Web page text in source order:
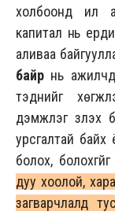
холбоонд илүү
капитал нь
аливаа
байрнь
тэднийг
дэмжлэг
урсгалтай
болох,
дуу хоолой,
загварчлалд